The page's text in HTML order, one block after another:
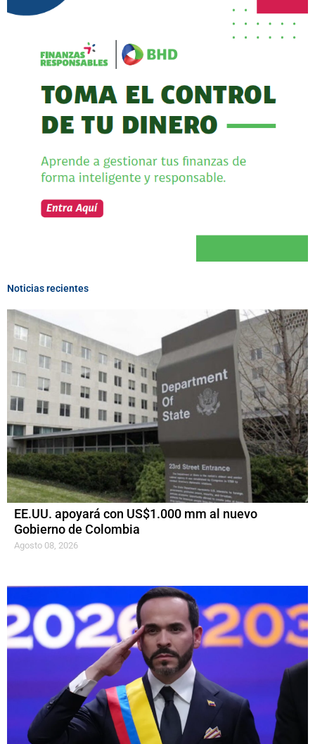
Noticias recientes
EE.UU. apoyará con US$1.000 mm al nuevo
Gobierno de Colombia
Agosto 08, 2026